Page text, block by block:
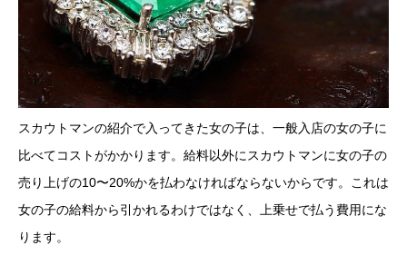
スカウトマンの紹介で入ってきた女の子は、一般入店の女の子に
比べてコストがかかります。給料以外にスカウトマンに女の子の
売り上げの10〜20%かを払わなければならないからです。これは
女の子の給料から引かれるわけではなく、上乗せで払う費用にな
ります。